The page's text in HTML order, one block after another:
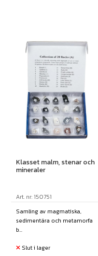
Klasset malm, stenar och
mineraler
Art. nr: 150751
Samling av magmatiska,
sedimentära och metamorfa
b...
Slut i lager